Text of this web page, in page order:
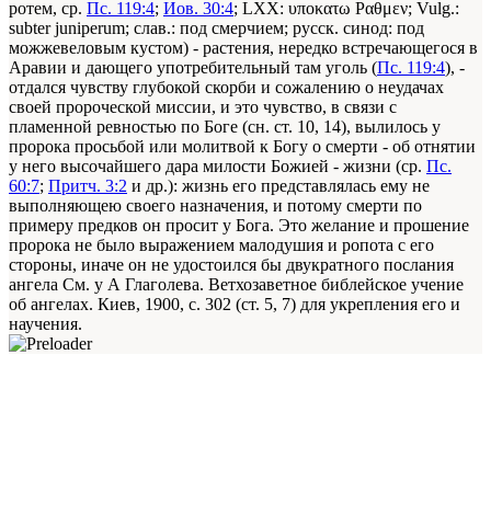
ротем, ср. Пс. 119:4; Иов. 30:4; LXX: υποκατω Ραθμεν; Vulg.:
subter juniperum; слав.: под смерчием; русск. синод: под
можжевеловым кустом) - растения, нередко встречающегося в
Аравии и дающего употребительный там уголь (Пс. 119:4), -
отдался чувству глубокой скорби и сожалению о неудачах
своей пророческой миссии, и это чувство, в связи с
пламенной ревностью по Боге (сн. ст. 10, 14), вылилось у
пророка просьбой или молитвой к Богу о смерти - об отнятии
у него высочайшего дара милости Божией - жизни (ср. Пс.
60:7; Притч. 3:2 и др.): жизнь его представлялась ему не
выполняющею своего назначения, и потому смерти по
примеру предков он просит у Бога. Это желание и прошение
пророка не было выражением малодушия и ропота с его
стороны, иначе он не удостоился бы двукратного послания
ангела См. у А Глаголева. Ветхозаветное библейское учение
об ангелах. Киев, 1900, с. 302 (ст. 5, 7) для укрепления его и
научения.